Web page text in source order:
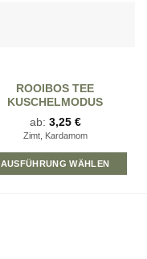
ROOIBOS TEE
KUSCHELMODUS
ab: 3,25 €
Zimt, Kardamom
AUSFÜHRUNG WÄHLEN